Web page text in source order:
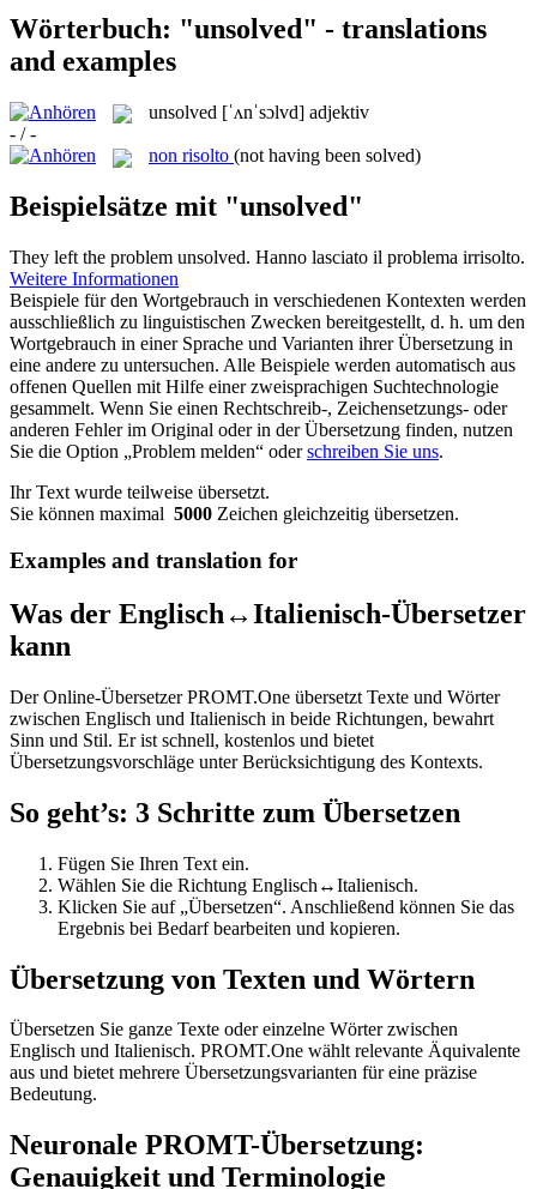
Wörterbuch: "unsolved" - translations
and examples
unsolved [ˈʌnˈsɔlvd] adjektiv
- / -
non risolto (not having been solved)
Beispielsätze mit "unsolved"
They left the problem unsolved. Hanno lasciato il problema irrisolto.
Weitere Informationen
Beispiele für den Wortgebrauch in verschiedenen Kontexten werden
ausschließlich zu linguistischen Zwecken bereitgestellt, d. h. um den
Wortgebrauch in einer Sprache und Varianten ihrer Übersetzung in
eine andere zu untersuchen. Alle Beispiele werden automatisch aus
offenen Quellen mit Hilfe einer zweisprachigen Suchtechnologie
gesammelt. Wenn Sie einen Rechtschreib-, Zeichensetzungs- oder
anderen Fehler im Original oder in der Übersetzung finden, nutzen
Sie die Option „Problem melden“ oderschreiben Sie uns.
Ihr Text wurde teilweise übersetzt.
Sie können maximal 5000 Zeichen gleichzeitig übersetzen.
Examples and translation for
Was der Englisch↔Italienisch-Übersetzer
kann
Der Online-Übersetzer PROMT.One übersetzt Texte und Wörter
zwischen Englisch und Italienisch in beide Richtungen, bewahrt
Sinn und Stil. Er ist schnell, kostenlos und bietet
Übersetzungsvorschläge unter Berücksichtigung des Kontexts.
So geht’s: 3 Schritte zum Übersetzen
Fügen Sie Ihren Text ein.
Wählen Sie die Richtung Englisch↔Italienisch.
Klicken Sie auf „Übersetzen“. Anschließend können Sie das
Ergebnis bei Bedarf bearbeiten und kopieren.
Übersetzung von Texten und Wörtern
Übersetzen Sie ganze Texte oder einzelne Wörter zwischen
Englisch und Italienisch. PROMT.One wählt relevante Äquivalente
aus und bietet mehrere Übersetzungsvarianten für eine präzise
Bedeutung.
Neuronale PROMT-Übersetzung:
Genauigkeit und Terminologie